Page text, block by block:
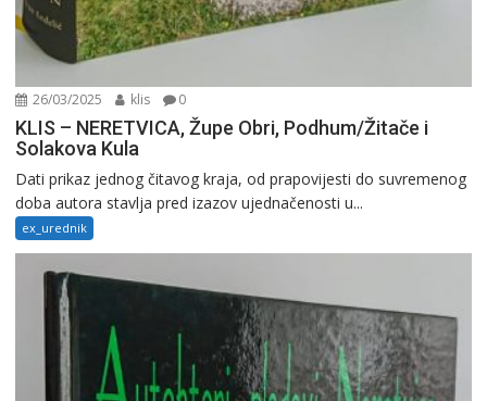
26/03/2025 klis 0
KLIS – NERETVICA, Župe Obri, Podhum/Žitače i
Solakova Kula
Dati prikaz jednog čitavog kraja, od prapovijesti do suvremenog
doba autora stavlja pred izazov ujednačenosti u...
ex_urednik